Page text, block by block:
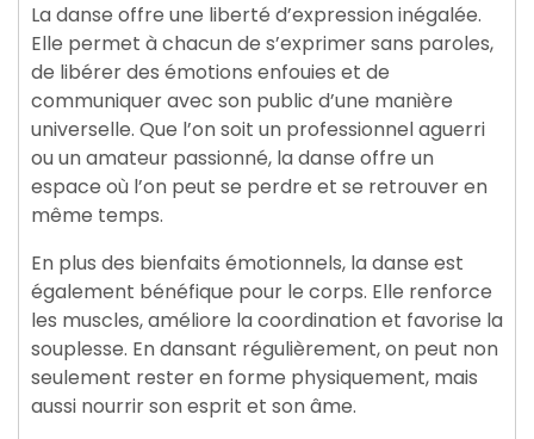
La danse offre une liberté d’expression inégalée.
Elle permet à chacun de s’exprimer sans paroles,
de libérer des émotions enfouies et de
communiquer avec son public d’une manière
universelle. Que l’on soit un professionnel aguerri
ou un amateur passionné, la danse offre un
espace où l’on peut se perdre et se retrouver en
même temps.
En plus des bienfaits émotionnels, la danse est
également bénéfique pour le corps. Elle renforce
les muscles, améliore la coordination et favorise la
souplesse. En dansant régulièrement, on peut non
seulement rester en forme physiquement, mais
aussi nourrir son esprit et son âme.